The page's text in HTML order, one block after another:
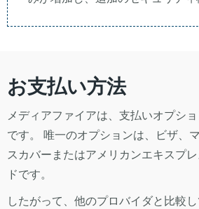
お支払い方法
メディアファイアは、支払いオプシ
です。 唯一のオプションは、ビザ、
スカバーまたはアメリカンエキスプ
ドです。
したがって、他のプロバイダと比較